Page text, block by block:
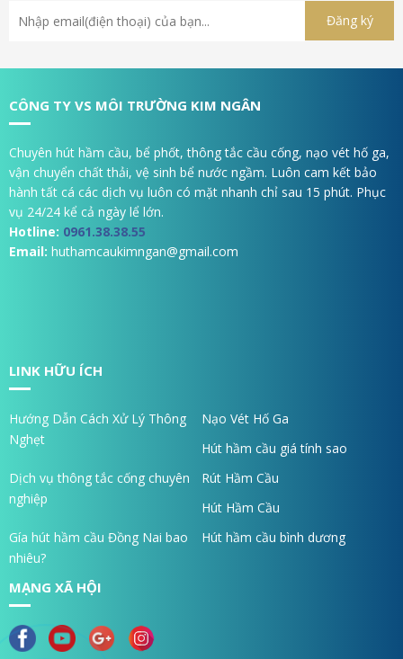
CÔNG TY VS MÔI TRƯỜNG KIM NGÂN
Chuyên hút hầm cầu, bể phốt, thông tắc cầu cống, nạo vét hố ga,
vận chuyển chất thải, vệ sinh bể nước ngầm. Luôn cam kết bảo
hành tất cá các dịch vụ luôn có mặt nhanh chỉ sau 15 phút. Phục
vụ 24/24 kể cả ngày lể lớn.
Hotline: 0961.38.38.55
Email: huthamcaukimngan@gmail.com
LINK HỮU ÍCH
Hướng Dẫn Cách Xử Lý Thông
Nghẹt
Nạo Vét Hố Ga
Hút hầm cầu giá tính sao
Dịch vụ thông tắc cống chuyên
nghiệp
Rút Hầm Cầu
Hút Hầm Cầu
Gía hút hầm cầu Đồng Nai bao
nhiêu?
Hút hầm cầu bình dương
MẠNG XÃ HỘI